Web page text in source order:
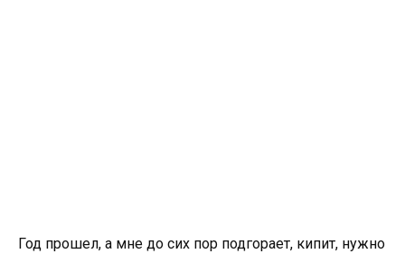
Год прошел, а мне до сих пор подгорает, кипит, нужно